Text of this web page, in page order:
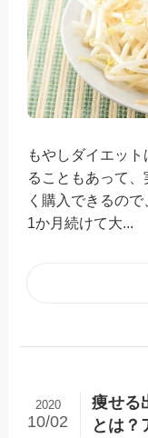
もやしダイエッ
ることもあって
く購入できるの
1か月続けて大...
痩せる
とは？
2020
10/02